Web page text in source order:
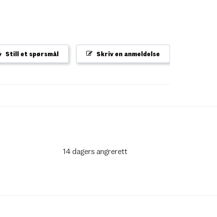
Skriv en anmeldelse
Still et spørsmål
14 dagers angrerett